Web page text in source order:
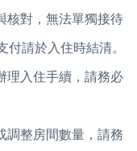
核對，無法單獨接待
請於入住時結清。
理入住手續，請務必
調整房間數量，請務